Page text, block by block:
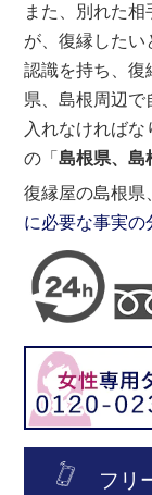
また、別れた
が、復縁したい
認識を持ち、復
県、島根周辺で
入れなければ
の「島根県、島
復縁屋の島根県
に必要な事実の
フリ